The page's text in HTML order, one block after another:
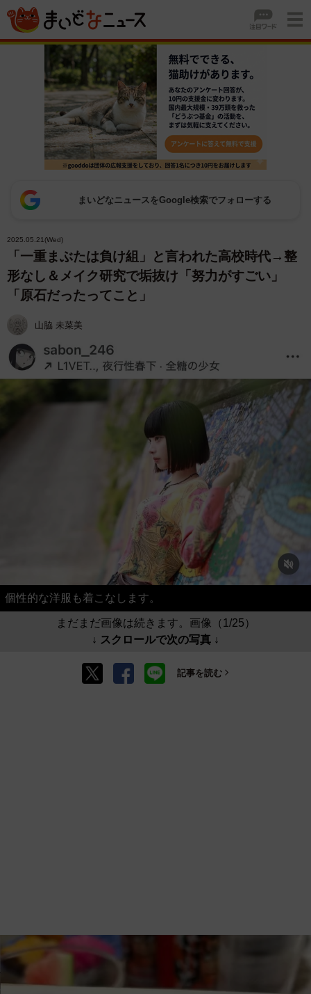
まいどなニュースをGoogle検索でフォローする
2025.05.21(Wed)
「一重まぶたは負け組」と言われた高校時代→整
形なし＆メイク研究で垢抜け「努力がすごい」
「原石だったってこと」
山脇 未菜美
個性的な洋服も着こなします。
まだまだ画像は続きます。画像（1/25）
↓ スクロールで次の写真 ↓
記事を読む